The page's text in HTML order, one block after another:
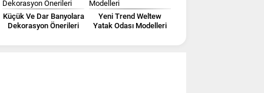
Küçük Ve Dar Banyolara
Dekorasyon Önerileri
Yeni Trend Weltew
Yatak Odası Modelleri